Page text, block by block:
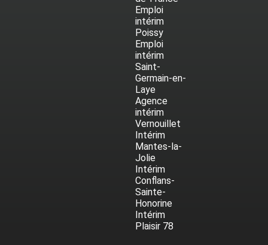
Emploi
intérim
Poissy
Emploi
intérim
Saint-
Germain-en-
Laye
Agence
intérim
Vernouillet
Intérim
Mantes-la-
Jolie
Intérim
Conflans-
Sainte-
Honorine
Intérim
Plaisir 78